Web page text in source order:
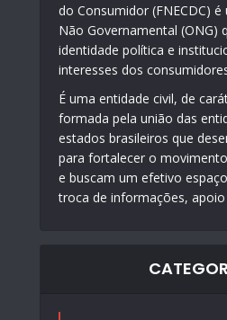
do Consumidor (FNECDC)
Não Governamental (ONG)
identidade política e
interesses dos
É uma entidade civil, de
formada pela união das
estados brasileiros que
para fortalecer o
e buscam um efetivo
troca de informações,